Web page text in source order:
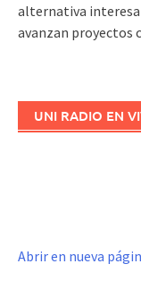
alternativa
avanzan proyectos
UNI RADIO EN
Abrir en nueva